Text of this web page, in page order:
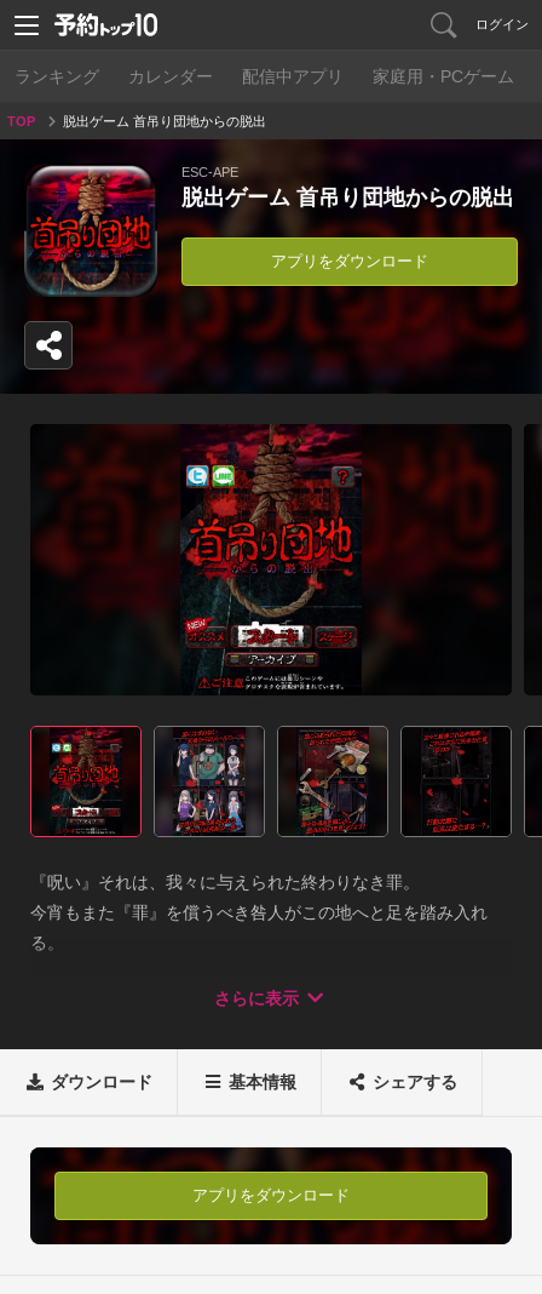
ログイン
ランキング カレンダー 配信中アプリ 家庭用・PCゲーム
TOP 脱出ゲーム 首吊り団地からの脱出
ESC-APE
脱出ゲーム 首吊り団地からの脱出
アプリをダウンロード
『呪い』それは、我々に与えられた終わりなき罪。
今宵もまた『罪』を償うべき咎人がこの地へと足を踏み入れ
る。
全ての恐怖を凌駕する鳥肌級のホラー脱出ゲーム第三弾。
＊従来の脱出ゲームにシナリオを追加したアドベンチャー脱出
＊あなたの行動で未来が変化！マルチエンディングを採用した
脱出ゲームです。
＊無料で遊べ、暇な時間やちょっとした時間でも遊べるステー
ジ制です。
さらに表示
ダウンロード 基本情報 シェアする
アプリをダウンロード